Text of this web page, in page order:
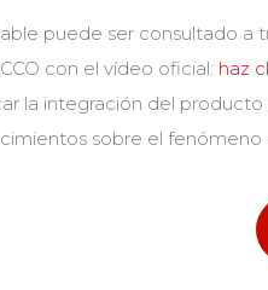
puede ser consultado a
con el vídeo oficial: haz
la integración del producto
sobre el